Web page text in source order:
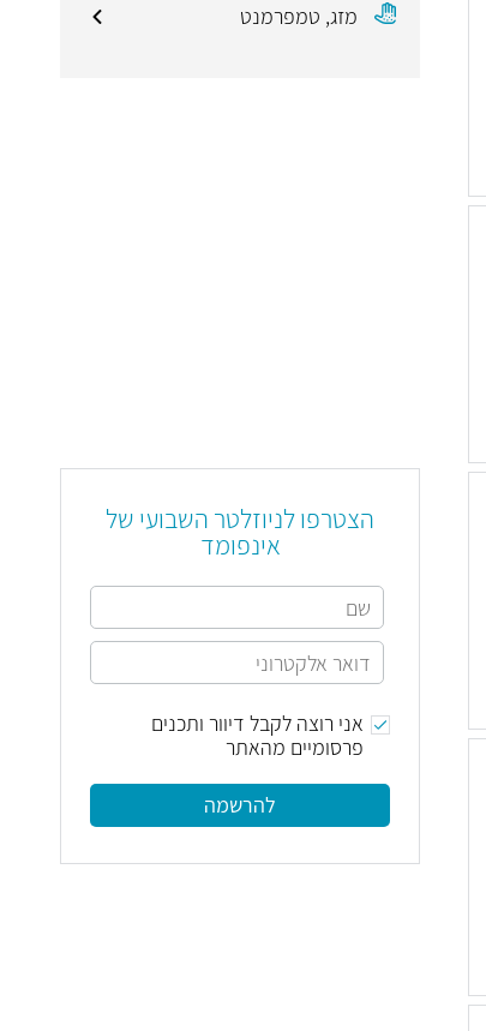
מזג, טמפרמנט
הצטרפו לניוזלטר השבועי של
אינפומד
אני רוצה לקבל דיוור ותכנים
פרסומיים מהאתר
להרשמה